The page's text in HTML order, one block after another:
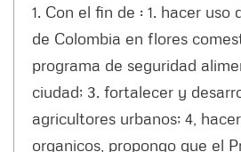
1. Con el fin de : 1. hacer
de Colombia en flores
programa de seguridad
ciudad; 3. fortalecer y
agricultores urbanos; 4,
organicos, propongo que el